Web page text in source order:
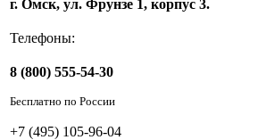
г. Омск, ул. Фрунзе 1, корпус 3.
Телефоны:
8 (800) 555-54-30
Бесплатно по России
+7 (495) 105-96-04